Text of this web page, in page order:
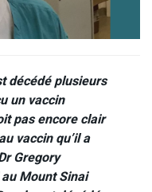
décédé plusieurs
un vaccin
pas encore clair
vaccin qu’il a
Gregory
Mount Sinai